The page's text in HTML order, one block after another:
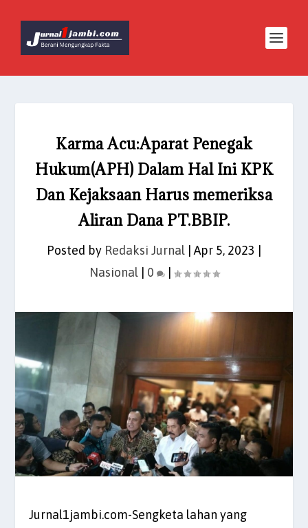
Karma Acu:Aparat Penegak
Hukum(APH) Dalam Hal Ini KPK
Dan Kejaksaan Harus memeriksa
Aliran Dana PT.BBIP.
Posted by Redaksi Jurnal Apr 5, 2023
Nasional| 0 |
Jurnal1jambi.com-Sengketa lahan yang